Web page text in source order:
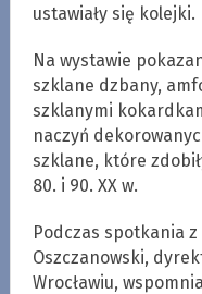
ustawiały się kolejki.
Na wystawie
szklane dzbany,
szklanymi
naczyń
szklane, które
80. i 90. XX w.
Podczas spotkania
Oszczanowski,
Wrocławiu,